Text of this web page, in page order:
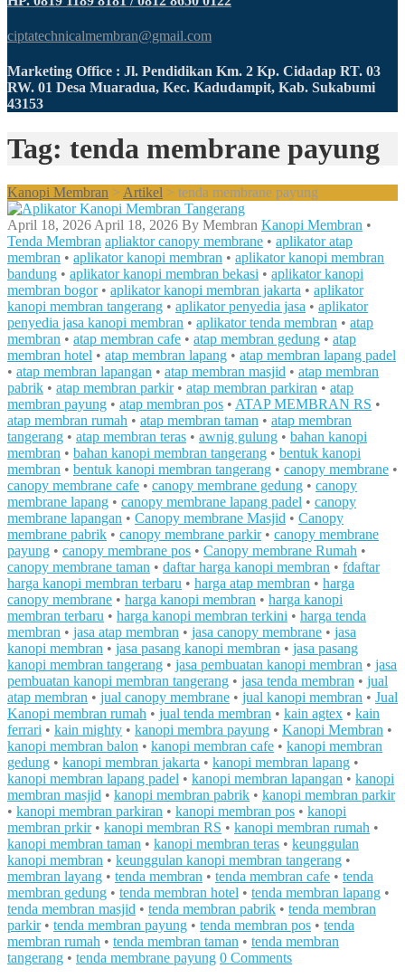
ciptatechnicalmembran@gmail.com
Marketing Office : Jl. Pendidikan Km. 2 Kp. Cidadap RT. 03
RW. 01 Desa Muaradua, Kec. Kadudampit, Kab. Sukabumi
43153
Tag: tenda membrane payung
Kanopi Membran > Artikel > tenda membrane payung
April 18, 2026 April 18, 2026 By Membran Kanopi Membran •
Tenda Membran apliaktor canopy membrane • aplikator atap
membran • aplikator kanopi membran • aplikator kanopi membran
bandung • aplikator kanopi membran bekasi • aplikator kanopi
membran bogor• aplikator kanopi membran jakarta • aplikator
kanopi membran tangerang • aplikator penyedia jasa • aplikator
penyedia jasa kanopi membran • aplikator tenda membran • atap
membran • atap membran cafe • atap membran gedung • atap
membran hotel • atap membran lapang • atap membran lapang padel
• atap membran lapangan • atap membran masjid • atap membran
pabrik • atap membran parkir• atap membran parkiran • atap
membran payung • atap membran pos • ATAP MEMBRAN RS •
atap membran rumah • atap membran taman • atap membran
tangerang • atap membran teras • awnig gulung • bahan kanopi
membran • bahan kanopi membran tangerang • bentuk kanopi
membran • bentuk kanopi membran tangerang • canopy membrane •
canopy membrane cafe • canopy membrane gedung • canopy
membrane lapang • canopy membrane lapang padel • canopy
membrane lapangan • Canopy membrane Masjid • Canopy
membrane pabrik • canopy membrane parkir• canopy membrane
payung • canopy membrane pos • Canopy membrane Rumah •
canopy membrane taman • daftar harga kanopi membran • fdaftar
harga kanopi membran terbaru • harga atap membran • harga
canopy membrane • harga kanopi membran • harga kanopi
membran terbaru • harga kanopi membran terkini • harga tenda
membran • jasa atap membran • jasa canopy membrane • jasa
kanopi membran • jasa pasang kanopi membran • jasa pasang
kanopi membran tangerang • jasa pembuatan kanopi membran • jasa
pembuatan kanopi membran tangerang • jasa tenda membran • jual
atap membran • jual canopy membrane • jual kanopi membran • Jual
Kanopi membran rumah • jual tenda membran • kain agtex • kain
ferrari • kain mighty • kanopi membra payung • Kanopi Membran •
kanopi membran balon • kanopi membran cafe • kanopi membran
gedung • kanopi membran jakarta • kanopi membran lapang •
kanopi membran lapang padel • kanopi membran lapangan • kanopi
membran masjid • kanopi membran pabrik • kanopi membran parkir
• kanopi membran parkiran • kanopi membran pos • kanopi
membran prkir• kanopi membran RS • kanopi membran rumah •
kanopi membran taman • kanopi membran teras • keunggulan
kanopi membran • keunggulan kanopi membran tangerang •
membran layang • tenda membran • tenda membran cafe • tenda
membran gedung • tenda membran hotel • tenda membran lapang •
tenda membran masjid • tenda membran pabrik • tenda membran
parkir• tenda membran payung • tenda membran pos • tenda
membran rumah • tenda membran taman • tenda membran
tangerang • tenda membrane payung 0 Comments